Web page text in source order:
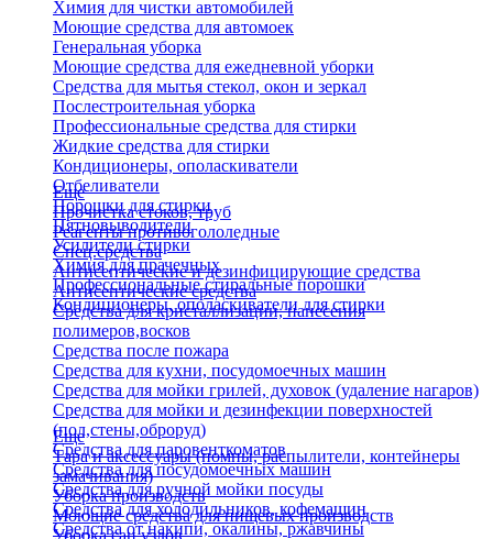
Химия для чистки автомобилей
Моющие средства для автомоек
Генеральная уборка
Моющие средства для ежедневной уборки
Средства для мытья стекол, окон и зеркал
Послестроительная уборка
Профессиональные средства для стирки
Жидкие средства для стирки
Кондиционеры, ополаскиватели
Отбеливатели
Порошки для стирки
Пятновыводители
Усилители стирки
Химия для прачечных
Профессиональные стиральные порошки
Кондиционеры, ополаскиватели для стирки
Еще
Прочистка стоков, труб
Реагенты противогололедные
Спец.средства
Антисептические и дезинфицирующие средства
Антисептические средства
Средства для кристаллизации, нанесения
полимеров,восков
Средства после пожара
Средства для кухни, посудомоечных машин
Средства для мойки грилей, духовок (удаление нагаров)
Средства для мойки и дезинфекции поверхностей
(пол,стены,оброруд)
Средства для паровенткоматов
Средства для посудомоечных машин
Средства для ручной мойки посуды
Средства для холодильников, кофемашин
Средства от накипи, окалины, ржавчины
Еще
Тара и аксессуары (помпы, распылители, контейнеры
замачивания)
Уборка производств
Моющие средства для пищевых производств
Уборка сан.узлов